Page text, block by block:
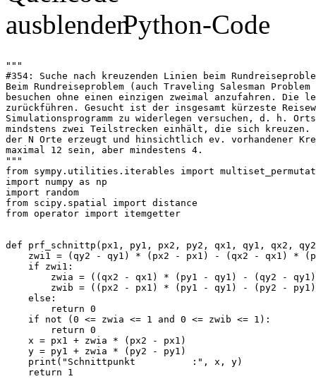
Python-Code
"""
#354: Suche nach kreuzenden Linien beim
Beim Rundreiseproblem (auch Traveling Salesman
besuchen ohne einen einzigen zweimal anzufahren.
zurückführen. Gesucht ist der insgesamt kürzeste
Simulationsprogramm zu widerlegen versuchen, d. h.
mindstens zwei Teilstrecken einhält, die sich
der N Orte erzeugt und hinsichtlich ev. vorhandener
maximal 12 sein, aber mindestens 4.
"""
from sympy.utilities.iterables import
import numpy as np
import random
from scipy.spatial import distance
from operator import itemgetter
def prf_schnittp(px1, py1, px2, py2, qx1, qy1, qx2,
zwi1 = (qy2 - qy1) * (px2 - px1) - (qx2 - qx1) *
    if zwi1:
zwia = ((qx2 - qx1) * (py1 - qy1) - (qy2 -
zwib = ((px2 - px1) * (py1 - qy1) - (py2 -
    else:
        return 0
    if not (0 <= zwia <= 1 and 0 <= zwib <= 1):
        return 0
    x = px1 + zwia * (px2 - px1)
    y = py1 + zwia * (py2 - py1)
    print("Schnittpunkt          :", x, y)
    return 1